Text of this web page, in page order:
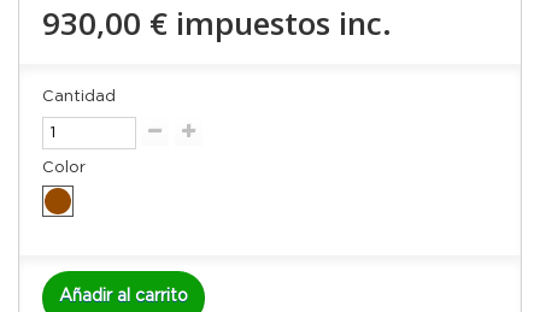
930,00 € impuestos inc.
Cantidad
Color
Añadir al carrito